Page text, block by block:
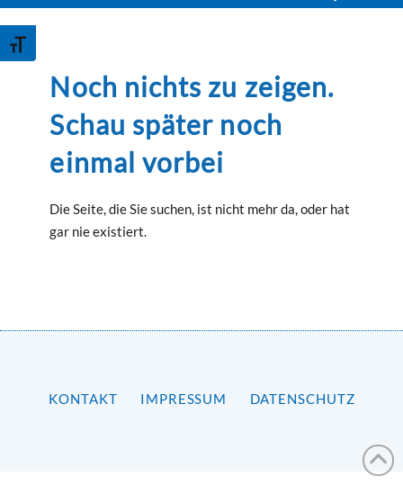
Schrift vergrößern
Noch nichts zu zeigen.
Schau später noch
einmal vorbei
Die Seite, die Sie suchen, ist nicht mehr da, oder hat
gar nie existiert.
KONTAKT IMPRESSUM DATENSCHUTZ